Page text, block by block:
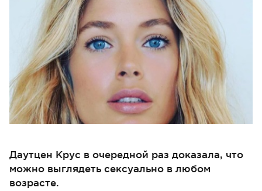
Даутцен Крус в очередной раз доказала, что
можно выглядеть сексуально в любом
возрасте.